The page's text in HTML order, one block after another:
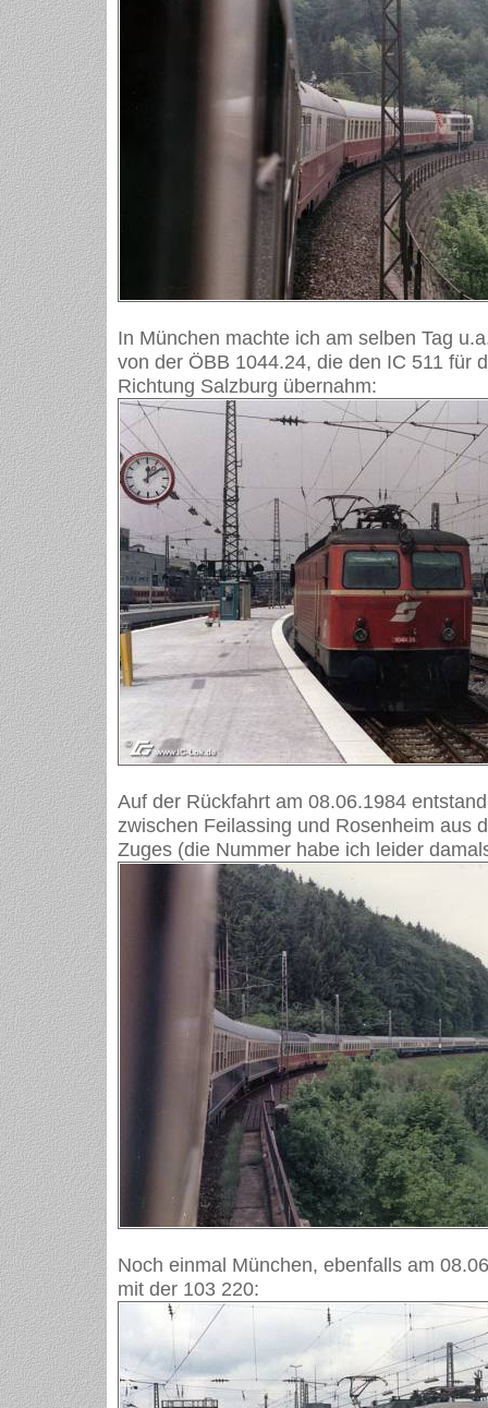
In München machte ich am selben Tag
von der ÖBB 1044.24, die den IC 511 für
Richtung Salzburg übernahm:
Auf der Rückfahrt am 08.06.1984
zwischen Feilassing und Rosenheim aus
Zuges (die Nummer habe ich leider
Noch einmal München, ebenfalls am
mit der 103 220: